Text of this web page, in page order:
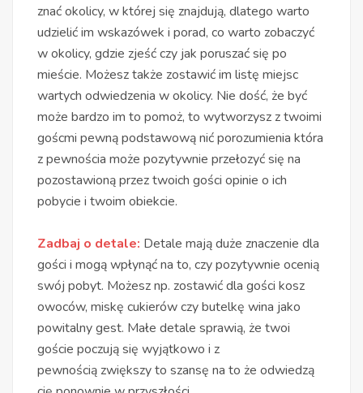
znać okolicy, w której się znajdują, dlatego warto
udzielić im wskazówek i porad, co warto zobaczyć
w okolicy, gdzie zjeść czy jak poruszać się po
mieście. Możesz także zostawić im listę miejsc
wartych odwiedzenia w okolicy. Nie dość, że być
może bardzo im to pomoż, to wytworzysz z twoimi
goścmi pewną podstawową nić porozumienia która
z pewnościa może pozytywnie przełozyć się na
pozostawioną przez twoich gości opinie o ich
pobycie i twoim obiekcie.
Zadbaj o detale: Detale mają duże znaczenie dla
gości i mogą wpłynąć na to, czy pozytywnie ocenią
swój pobyt. Możesz np. zostawić dla gości kosz
owoców, miskę cukierów czy butelkę wina jako
powitalny gest. Małe detale sprawią, że twoi
goście poczują się wyjątkowo i z
pewnością zwiększy to szansę na to że odwiedzą